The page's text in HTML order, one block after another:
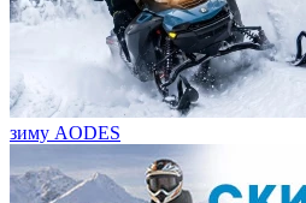
зиму AODES